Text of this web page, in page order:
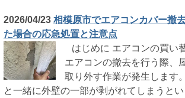
2026/04/23 相模原市でエアコンカバー撤
た場合の応急処置と注意点
はじめに エアコンの買い
エアコンの撤去を行う際、
取り外す作業が発生します
と一緒に外壁の一部が剥がれてしまうと